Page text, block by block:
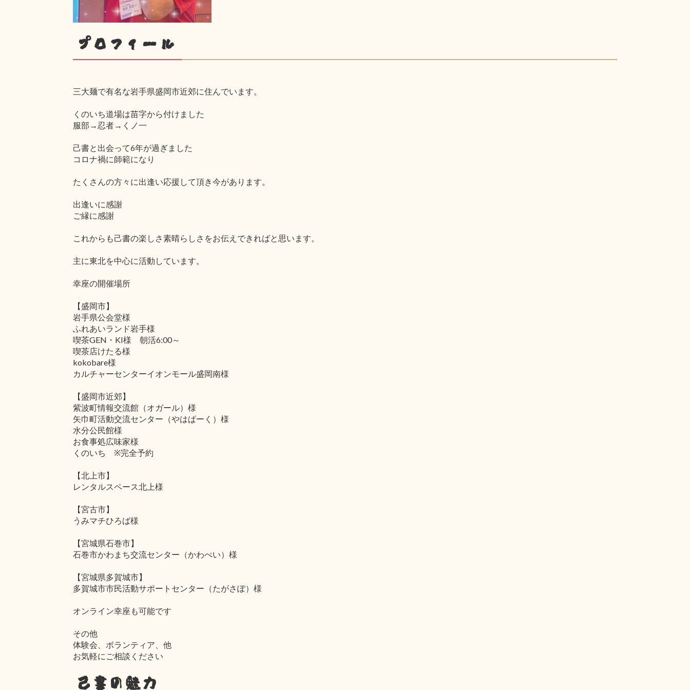
プロフィール
三大麺で有名な岩手県盛岡市近郊に住んでいます。
くのいち道場は苗字から付けました
服部→忍者→くノ一
己書と出会って6年が過ぎました
コロナ禍に師範になり
たくさんの方々に出逢い応援して頂き今があります。
出逢いに感謝
ご縁に感謝
これからも己書の楽しさ素晴らしさをお伝えできればと思います。
主に東北を中心に活動しています。
幸座の開催場所
【盛岡市】
岩手県公会堂様
ふれあいランド岩手様
喫茶GEN・KI様 朝活6:00～
喫茶店けたる様
kokobare様
カルチャーセンターイオンモール盛岡南様
【盛岡市近郊】
紫波町情報交流館（オガール）様
矢巾町活動交流センター（やはぱーく）様
水分公民館様
お食事処広味家様
くのいち ※完全予約
【北上市】
レンタルスペース北上様
【宮古市】
うみマチひろば様
【宮城県石巻市】
石巻市かわまち交流センター（かわべい）様
【宮城県多賀城市】
多賀城市市民活動サポートセンター（たがさぽ）様
オンライン幸座も可能です
その他
体験会、ボランティア、他
お気軽にご相談ください
己書の魅力